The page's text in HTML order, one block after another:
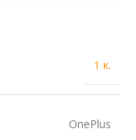
1 κ.
OnePlus